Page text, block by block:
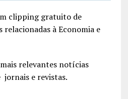
clipping gratuito de
à Economia e
relevantes notícias
jornais e revistas.